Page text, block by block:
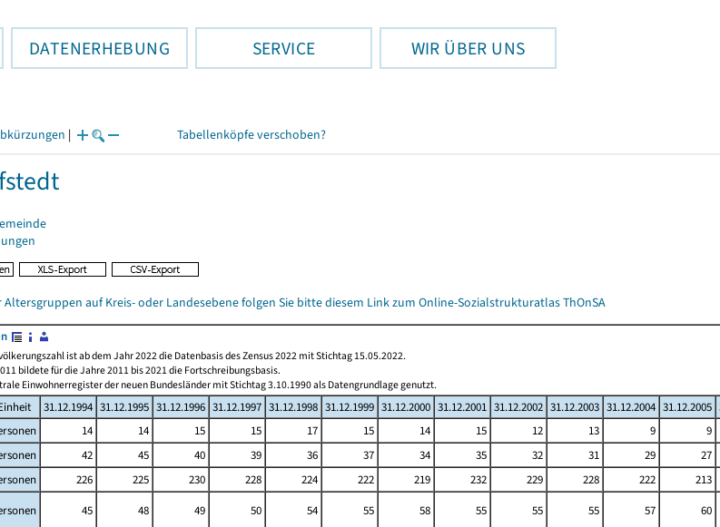
DATENERHEBUNG SERVICE WIR ÜBER UNS
| Tabellenköpfe verschoben?
auf Kreis- oder Landesebene folgen Sie bitte diesem Link zum Online-Sozialstrukturatlas ThOnSA
ist ab dem Jahr 2022 die Datenbasis des Zensus 2022 mit Stichtag 15.05.2022.
bildete für die Jahre 2011 bis 2021 die Fortschreibungsbasis.
Einwohnerregister der neuen Bundesländer mit Stichtag 3.10.1990 als Datengrundlage genutzt.
31.12.1994 31.12.1995 31.12.1996 31.12.1997 31.12.1998 31.12.1999 31.12.2000 31.12.2001 31.12.2002 31.12.2003 31.12.2004 31.12.2005
14 14 15 15 17 15 14 15 12 13 9
9
42 45 40 39 36 37 34 35 32 31 29
27
226 225 230 228 224 222 219 232 229 228 222
213
45 48 49 50 54 55 58 55 55 55 57
60